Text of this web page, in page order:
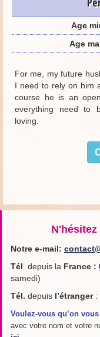
Age
Age
For me, my future
I need to rely on him
course he is an
everything need to
loving.
Notre e-mail:
Tél. depuis la France :
samedi)
Tél. depuis l’étranger:
Voulez-vous qu’on
avec votre nom et votre